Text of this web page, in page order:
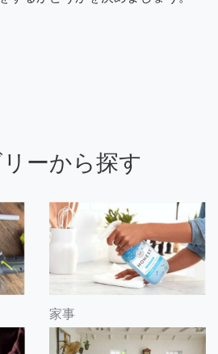
ーから探す
家事